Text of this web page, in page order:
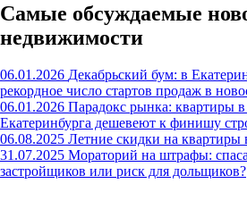
Самые обсуждаемые
недвижимости
06.01.2026 Декабрьский бум: в
рекордное число стартов продаж в
06.01.2026 Парадокс рынка: квартиры
Екатеринбурга дешевеют к финишу
06.08.2025 Летние скидки на
31.07.2025 Мораторий на штрафы:
застройщиков или риск для дольщиков?